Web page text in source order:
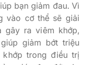
bạn giảm đau. Vì
vào cơ thể sẽ giải
gây ra viêm khớp,
giảm bớt triệu
khớp trong điều trị